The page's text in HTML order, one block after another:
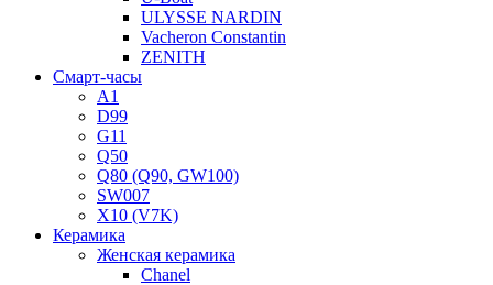
ULYSSE NARDIN
Vacheron Constantin
ZENITH
Смарт-часы
A1
D99
G11
Q50
Q80 (Q90, GW100)
SW007
X10 (V7K)
Керамика
Женская керамика
Chanel